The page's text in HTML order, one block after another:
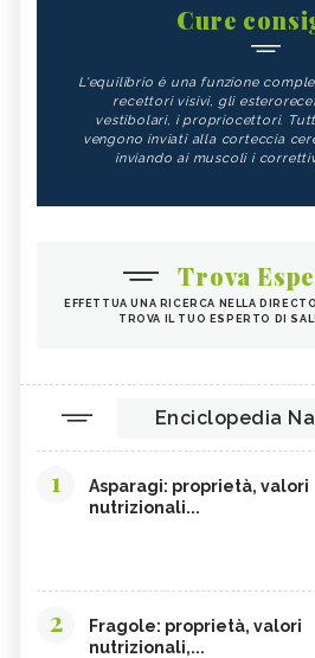
Cure
L'equilibrio è una funzione
recettori visivi, gli
vestibolari, i propriocettori.
vengono inviati alla corteccia
inviando ai muscoli i
Trova
EFFETTUA UNA RICERCA NELLA
TROVA IL TUO ESPERTO DI
Enciclopedia
1
Asparagi: proprietà, valori
nutrizionali...
2
Fragole: proprietà, valori
nutrizionali,...